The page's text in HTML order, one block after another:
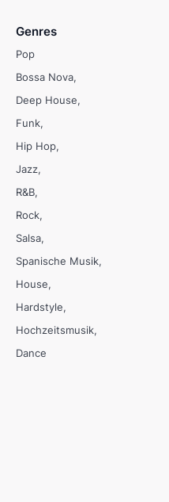
Genres
Pop
Bossa Nova
Deep House
Funk
Hip Hop
Jazz
R&B
Rock
Salsa
Spanische Musik
House
Hardstyle
Hochzeitsmusik
Dance